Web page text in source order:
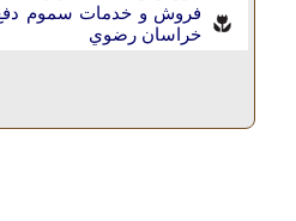
فروش و خدمات سموم
خراسان رضوي